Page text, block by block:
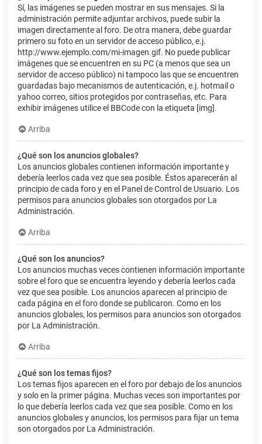
Sí, las imágenes se pueden mostrar en sus mensajes. Si la
administración permite adjuntar archivos, puede subir la
imagen directamente al foro. De otra manera, debe guardar
primero su foto en un servidor de acceso público, e.j.
http://www.ejemplo.com/mi-imagen.gif. No puede publicar
imágenes que se encuentren en su PC (a menos que sea un
servidor de acceso público) ni tampoco las que se encuentren
guardadas bajo mecanismos de autenticación, e.j. hotmail o
yahoo correo, sitios protegidos por contraseñas, etc. Para
exhibir imágenes utilice el BBCode con la etiqueta [img].
Arriba
¿Qué son los anuncios globales?
Los anuncios globales contienen información importante y
debería leerlos cada vez que sea posible. Éstos aparecerán al
principio de cada foro y en el Panel de Control de Usuario. Los
permisos para anuncios globales son otorgados por La
Administración.
Arriba
¿Qué son los anuncios?
Los anuncios muchas veces contienen información importante
sobre el foro que se encuentra leyendo y debería leerlos cada
vez que sea posible. Los anuncios aparecen al principio de
cada página en el foro donde se publicaron. Como en los
anuncios globales, los permisos para anuncios son otorgados
por La Administración.
Arriba
¿Qué son los temas fijos?
Los temas fijos aparecen en el foro por debajo de los anuncios
y solo en la primer página. Muchas veces son importantes por
lo que debería leerlos cada vez que sea posible. Como en los
anuncios globales y anuncios, los permisos para fijar un tema
son otorgados por La Administración.